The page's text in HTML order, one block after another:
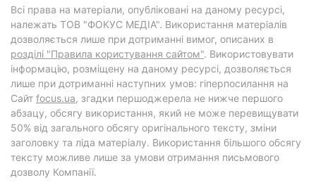
Всі права на матеріали, опубліковані на даному ресурсі,
належать ТОВ "ФОКУС МЕДІА". Використання матеріалів
дозволяється лише при дотриманні вимог, описаних в
розділі "Правила користування сайтом". Використовувати
інформацію, розміщену на даному ресурсі, дозволяється
лише при дотриманні наступних умов: гіперпосилання на
Cайт focus.ua, згадки першоджерела не нижче першого
абзацу, обсягу використання, який не може перевищувати
50% від загального обсягу оригінального тексту, зміни
заголовку та ліда матеріалу. Використання більшого обсягу
тексту можливе лише за умови отримання письмового
дозволу Компанії.